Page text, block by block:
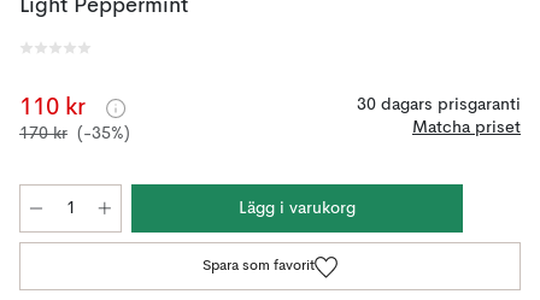
Light Peppermint
110 kr
170 kr (-35%)
30 dagars prisgaranti
Matcha priset
Lägg i varukorg
Spara som favorit